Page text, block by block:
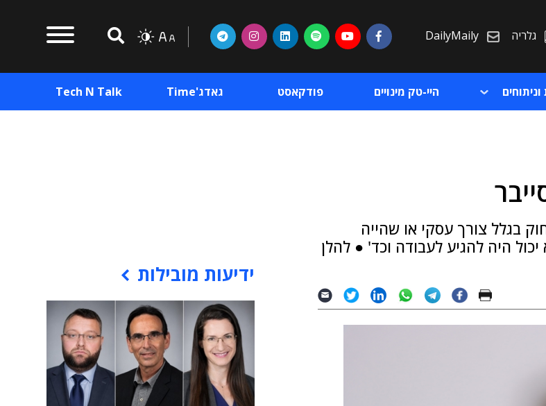
גלריה DailyMaily
היי-טק מינויים פודקאסט גאדג'Time Tech N Talk
בגלל צורך עסקי או שהייה
היה להגיע לעבודה וכד' ● להלן
ידיעות מובילות